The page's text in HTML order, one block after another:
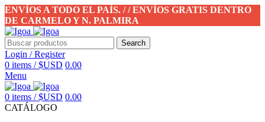
ENVÍOS A TODO EL PAÍS. / / ENVÍOS GRATIS DENTRO
DE CARMELO Y N. PALMIRA
Search
Login / Register
0 items / $USD 0.00
Menu
0 items / $USD 0.00
CATÁLOGO